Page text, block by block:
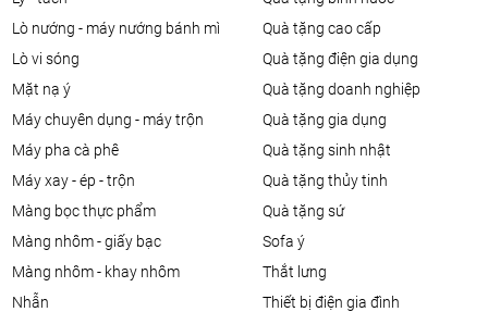
lò nướng - máy nướng bánh mì
lò vi sóng
mặt nạ ý
máy chuyên dụng - máy trộn
máy pha cà phê
máy xay - ép - trộn
màng bọc thực phẩm
màng nhôm - giấy bạc
màng nhôm - khay nhôm
nhẫn
quà tặng cao cấp
quà tặng điện gia dụng
quà tặng doanh nghiệp
quà tặng gia dụng
quà tặng sinh nhật
quà tặng thủy tinh
quà tặng sứ
sofa ý
thắt lưng
thiết bị điện gia đình